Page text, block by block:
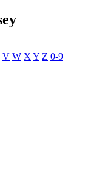
V W X Y Z 0-9